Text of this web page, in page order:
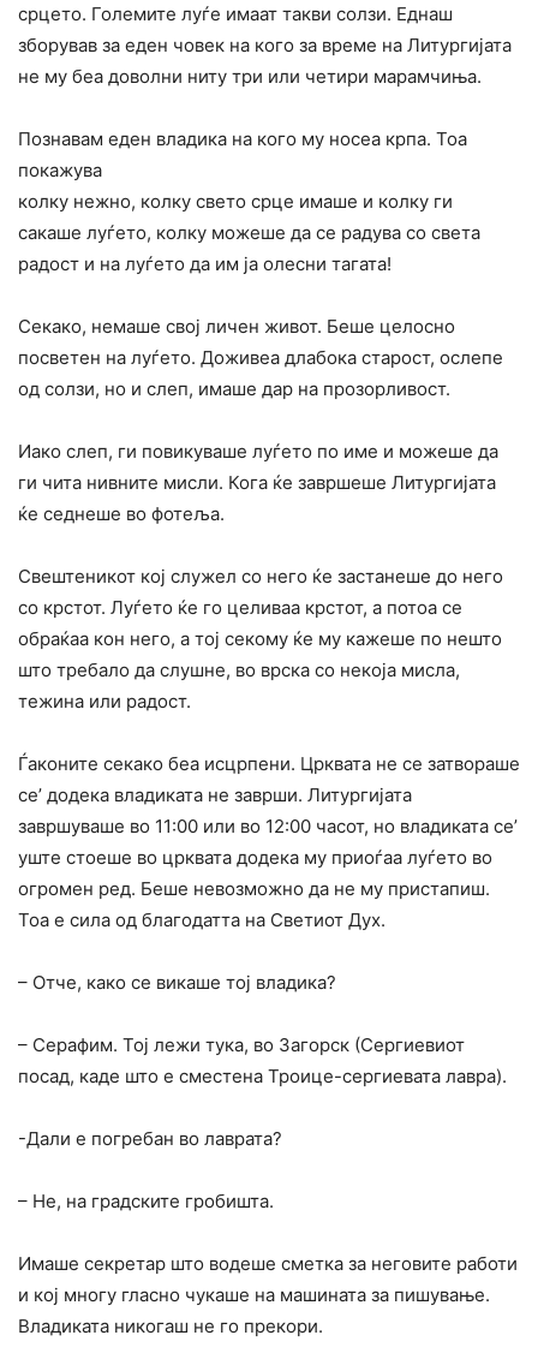
срцето. Големите луѓе имаат такви солзи. Еднаш
зборував за еден човек на кого за време на Литургијата
не му беа доволни ниту три или четири марамчиња.
Познавам еден владика на кого му носеа крпа. Тоа
покажува
колку нежно, колку свето срце имаше и колку ги
сакаше луѓето, колку можеше да се радува co света
радост и на луѓето да им ja олесни тагата!
Секако, немаше свој личен живот. Беше целосно
посветен на луѓето. Доживеа длабока старост, ослепе
од солзи, но и слеп, имаше дар на прозорливост.
Иако слеп, ги повикуваше луѓето по име и можеше да
ги чита нивните мисли. Кога ќе завршеше Литургијата
ќе седнеше во фотеља.
Свештеникот кој служел co него ќе застанеше до него
co крстот. Луѓето ќе го целиваа крстот, a потоа се
обраќаа кон него, а тој секому ќе му кажеше по нешто
што требало да слушне, во врска co некоја мисла,
тежина или радост.
Ѓаконите секако беа исцрпени. Црквата не се затвораше
се’ додека владиката не заврши. Литургијата
завршуваше во 11:00 или во 12:00 часот, но владиката се’
уште стоеше во црквата додека му приоѓаа луѓето во
огромен ред. Беше невозможно да не му пристапиш.
Тоа е сила од благодатта на Светиот Дух.
– Отче, како се викаше тој владика?
– Серафим. Тој лежи тука, во Загорск (Сергиевиот
посад, каде што е сместена Троице-сергиевата лавра).
-Дали е погребан во лаврата?
– He, на градските гробишта.
Имаше секретар што водеше сметка за неговите работи
и кој многу гласно чукаше на машината за пишување.
Владиката никогаш не го прекори.